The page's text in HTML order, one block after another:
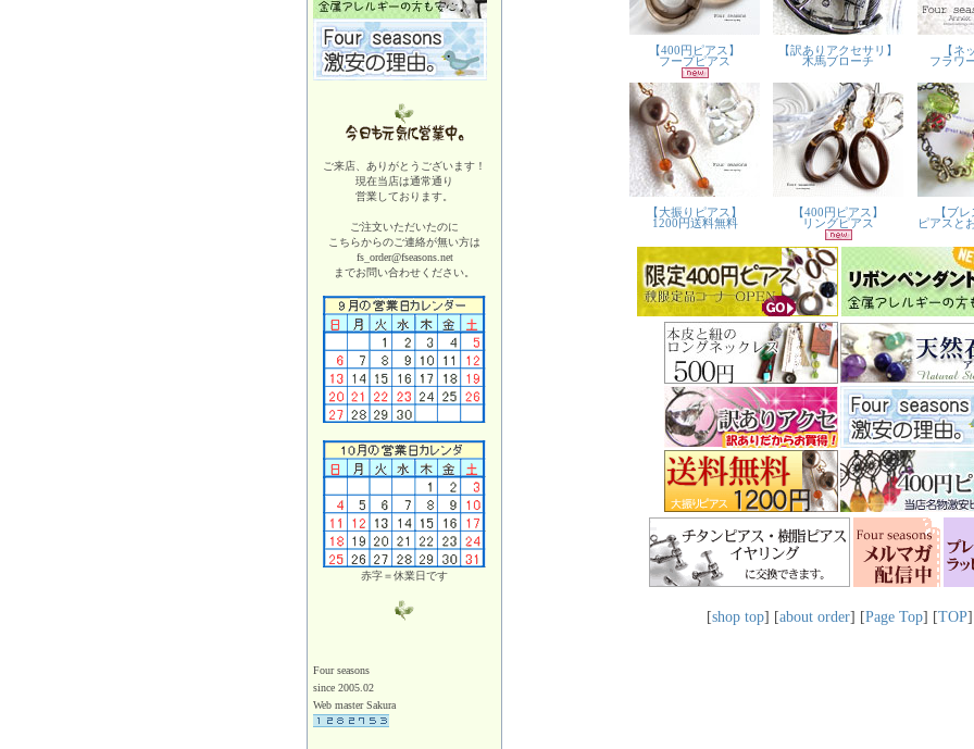
ご来店、ありがとうございます！
現在当店は通常通り
営業しております。
ご注文いただいたのに
こちらからのご連絡が無い方は
fs_order@fseasons.net
までお問い合わせください。
赤字＝休業日です
Four seasons
since 2005.02
Web master Sakura
[shop top] [about order] [Page Top] [TOP]